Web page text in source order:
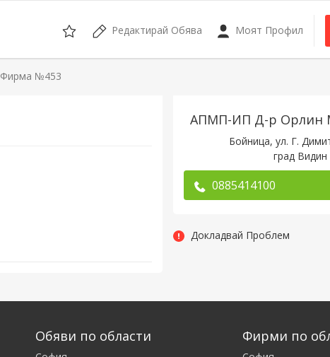
Редактирай Обява Моят Профил
Фирма №453
АПМП-ИП Д-р Орлин
Бойница, ул. Г.
град Видин
0885414100
Докладвай Проблем
Обяви по области Фирми по